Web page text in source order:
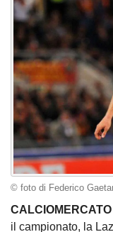
© foto di Federico
il campionato, la